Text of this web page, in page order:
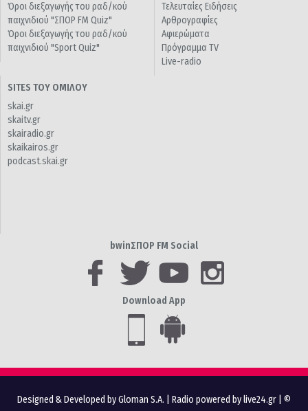
Όροι διεξαγωγής του ραδ/κού
παιχνιδιού "ΣΠΟΡ FM Quiz"
Όροι διεξαγωγής του ραδ/κού
παιχνιδιού "Sport Quiz"
Τελευταίες Ειδήσεις
Αρθρογραφίες
Αφιερώματα
Πρόγραμμα TV
Live-radio
SITES ΤΟΥ ΟΜΙΛΟΥ
skai.gr
skaitv.gr
skairadio.gr
skaikairos.gr
podcast.skai.gr
bwinΣΠΟΡ FM Social
Download App
Designed & Developed by Gloman S.A. Radio powered by live24.gr | ©